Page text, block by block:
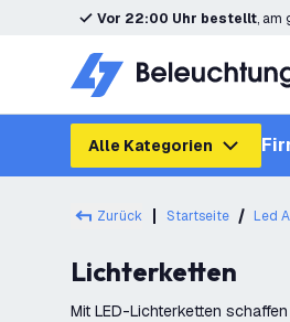
Vor 22:00 Uhr bestellt, am
Alle Kategorien
Zurück Startseite Led
Lichterketten
Mit LED-Lichterketten